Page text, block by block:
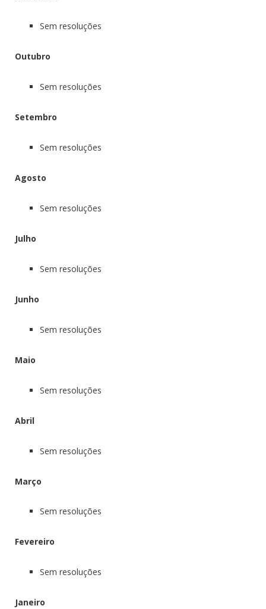
Sem resoluções
Outubro
Sem resoluções
Setembro
Sem resoluções
Agosto
Sem resoluções
Julho
Sem resoluções
Junho
Sem resoluções
Maio
Sem resoluções
Abril
Sem resoluções
Março
Sem resoluções
Fevereiro
Sem resoluções
Janeiro